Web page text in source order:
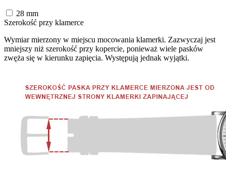
28 mm
Szerokość przy klamerce
Wymiar mierzony w miejscu mocowania klamerki. Zazwyczaj jest
mniejszy niż szerokość przy kopercie, ponieważ wiele pasków
zwęża się w kierunku zapięcia. Występują jednak wyjątki.